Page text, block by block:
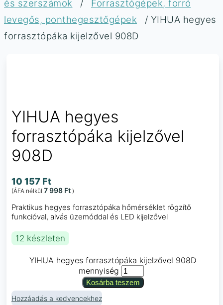
és szerszámok
/
Forrasztógépek, forró
levegős, ponthegesztőgépek
/ YIHUA hegyes
forrasztópáka kijelzővel 908D
YIHUA hegyes
forrasztópáka kijelzővel
908D
10 157 Ft
(ÁFA nélkül 7 998 Ft )
Praktikus hegyes forrasztópáka hőmérséklet rögzítő
funkcióval, alvás üzemóddal és LED kijelzővel
12 készleten
YIHUA hegyes forrasztópáka kijelzővel 908D
mennyiség
Kosárba teszem
Hozzáadás a kedvencekhez